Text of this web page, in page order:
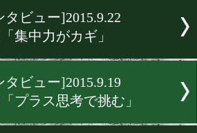
年9月のニュース
ダイエット 女子情報
ンタビュー]2015.9.22
國「集中力がカギ」